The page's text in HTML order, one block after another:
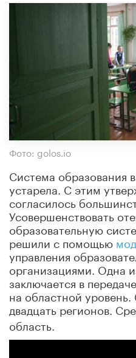
Фото: golos.io
Система образования
устарела. С этим
согласилось
Усовершенствовать
образовательную
решили с помощью
управления
организациями. Одна
заключается в
на областной
двадцать регионов.
область.